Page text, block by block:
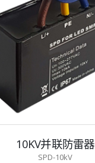
10KV并联防雷器
SPD-10kV